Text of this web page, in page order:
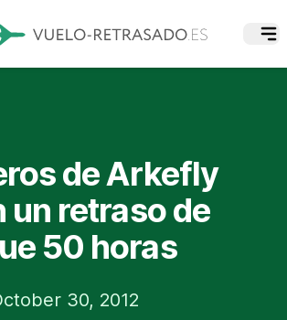
de Arkefly
un retraso de
50 horas
30, 2012